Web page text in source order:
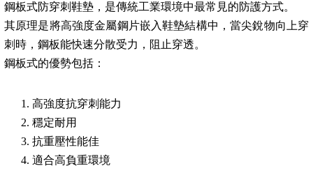
鋼板式防穿刺鞋墊，是傳統工業環境中最常見的防護方式。
其原理是將高強度金屬鋼片嵌入鞋墊結構中，當尖銳物向上穿
刺時，鋼板能快速分散受力，阻止穿透。
鋼板式的優勢包括：
高強度抗穿刺能力
穩定耐用
抗重壓性能佳
適合高負重環境